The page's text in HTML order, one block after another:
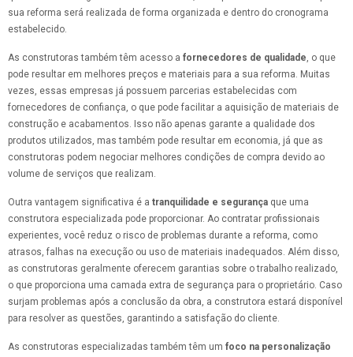
sua reforma será realizada de forma organizada e dentro do cronograma
estabelecido.
As construtoras também têm acesso a fornecedores de qualidade, o que
pode resultar em melhores preços e materiais para a sua reforma. Muitas
vezes, essas empresas já possuem parcerias estabelecidas com
fornecedores de confiança, o que pode facilitar a aquisição de materiais de
construção e acabamentos. Isso não apenas garante a qualidade dos
produtos utilizados, mas também pode resultar em economia, já que as
construtoras podem negociar melhores condições de compra devido ao
volume de serviços que realizam.
Outra vantagem significativa é a tranquilidade e segurança que uma
construtora especializada pode proporcionar. Ao contratar profissionais
experientes, você reduz o risco de problemas durante a reforma, como
atrasos, falhas na execução ou uso de materiais inadequados. Além disso,
as construtoras geralmente oferecem garantias sobre o trabalho realizado,
o que proporciona uma camada extra de segurança para o proprietário. Caso
surjam problemas após a conclusão da obra, a construtora estará disponível
para resolver as questões, garantindo a satisfação do cliente.
As construtoras especializadas também têm um foco na personalização